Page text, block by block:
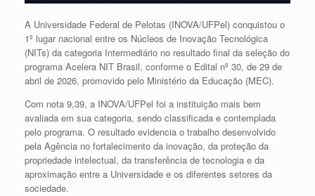
A Universidade Federal de Pelotas (INOVA/UFPel) conquistou o
1º lugar nacional entre os Núcleos de Inovação Tecnológica
(NITs) da categoria Intermediário no resultado final da seleção do
programa Acelera NIT Brasil, conforme o Edital nº 30, de 29 de
abril de 2026, promovido pelo Ministério da Educação (MEC).
Com nota 9,39, a INOVA/UFPel foi a instituição mais bem
avaliada em sua categoria, sendo classificada e contemplada
pelo programa. O resultado evidencia o trabalho desenvolvido
pela Agência no fortalecimento da inovação, da proteção da
propriedade intelectual, da transferência de tecnologia e da
aproximação entre a Universidade e os diferentes setores da
sociedade.